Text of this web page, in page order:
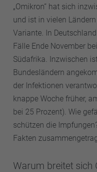
„Omikron“ hat sich
und ist in vielen
Variante. In
Fälle Ende November
Südafrika. Inzwischen
Bundesländern
der Infektionen
knappe Woche früher,
bei 25 Prozent). Wie
schützen die
Fakten
Warum breitet sich